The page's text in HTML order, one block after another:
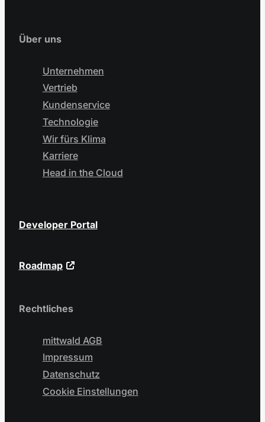
Über uns
Unternehmen
Vertrieb
Kundenservice
Technologie
Wir fürs Klima
Karriere
Head in the Cloud
Developer Portal
Roadmap
Rechtliches
mittwald AGB
Impressum
Datenschutz
Cookie Einstellungen